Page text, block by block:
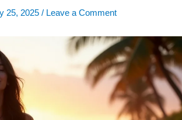
25, 2025/ Leave a Comment